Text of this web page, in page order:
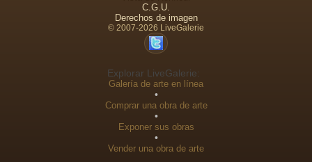
C.G.U.
Derechos de imagen
© 2007-2026 LiveGalerie
Explorar LiveGalerie:
Galería de arte en línea
•
Comprar una obra de arte
•
Exponer sus obras
•
Vender una obra de arte